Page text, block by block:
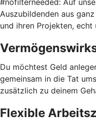
#nofilterneeded: Auf
Auszubildenden aus
und ihren Projekten, echt
Du möchtest Geld
gemeinsam in die Tat
zusätzlich zu deinem
Flexible